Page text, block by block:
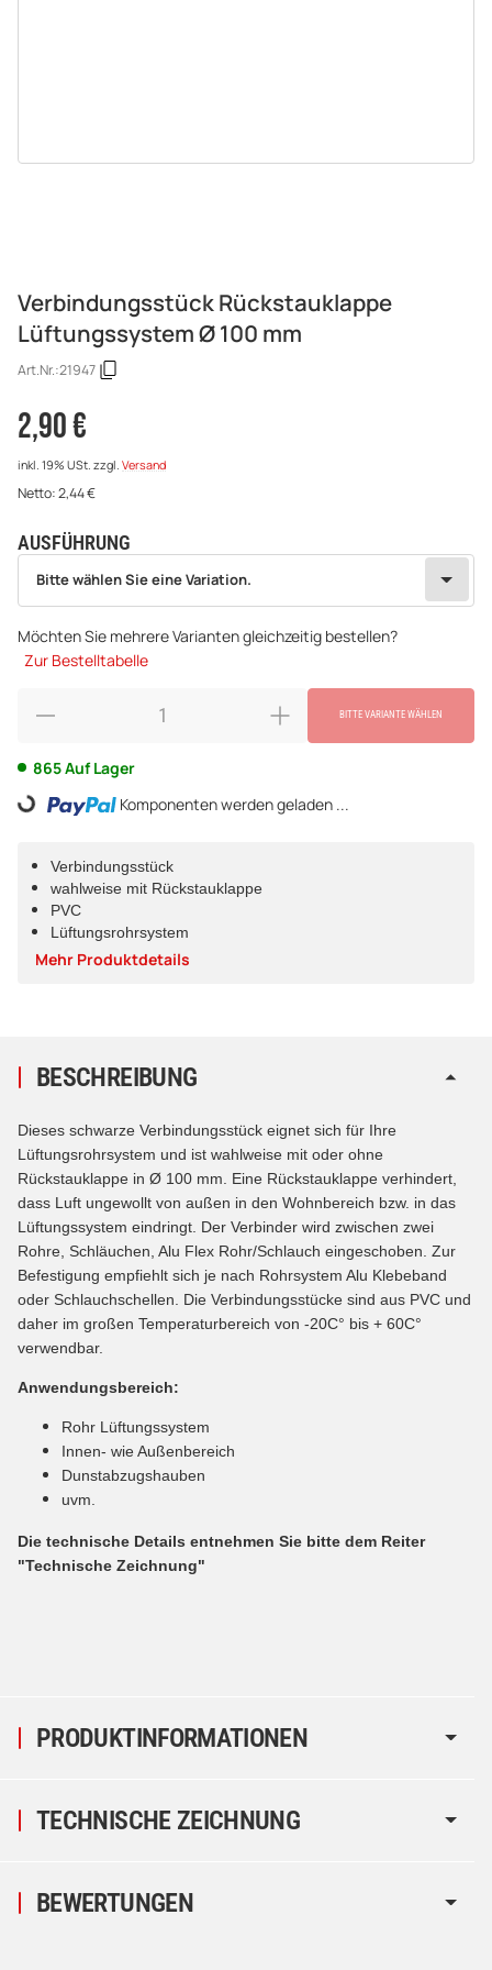
Verbindungsstück Rückstauklappe
Lüftungssystem Ø 100 mm
Art.Nr.:21947
2,90 €
inkl. 19% USt. zzgl. Versand
Netto:2,44€
AUSFÜHRUNG
wählen
Bitte wählen Sie eine Variation.
Möchten Sie mehrere Varianten gleichzeitig bestellen?
Zur Bestelltabelle
BITTE VARIANTE WÄHLEN
865 Auf Lager
Loading... Komponenten werden geladen ...
Verbindungsstück
wahlweise mit Rückstauklappe
PVC
Lüftungsrohrsystem
Mehr Produktdetails
PRODUKTINFORMATIONEN
BESCHREIBUNG
Dieses schwarze Verbindungsstück eignet sich für Ihre
Lüftungsrohrsystem und ist wahlweise mit oder ohne
Rückstauklappe in Ø 100 mm. Eine Rückstauklappe verhindert,
dass Luft ungewollt von außen in den Wohnbereich bzw. in das
Lüftungssystem eindringt. Der Verbinder wird zwischen zwei
Rohre, Schläuchen, Alu Flex Rohr/Schlauch eingeschoben. Zur
Befestigung empfiehlt sich je nach Rohrsystem Alu Klebeband
oder Schlauchschellen. Die Verbindungsstücke sind aus PVC und
daher im großen Temperaturbereich von -20C° bis + 60C°
verwendbar.
Anwendungsbereich:
Rohr Lüftungssystem
Innen- wie Außenbereich
Dunstabzugshauben
uvm.
Die technische Details entnehmen Sie bitte dem Reiter
"Technische Zeichnung"
TECHNISCHE ZEICHNUNG
BEWERTUNGEN